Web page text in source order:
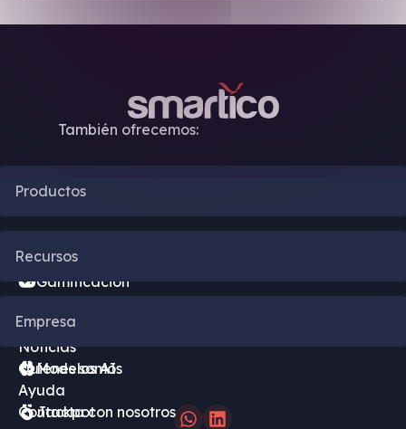
También ofrecemos:
Productos
Gamificación
Motor de bonificación
Modelos AI
Jackpot
Recursos
Noticias
Ayuda
Empresa
Quienes somos
Contacta con nosotros